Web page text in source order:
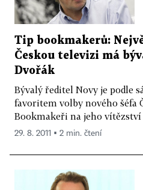
Tip bookmakerů:
Českou televizi má
Dvořák
Bývalý ředitel Novy je podle
favoritem volby nového šéfa
Bookmakeři na jeho vítězství
29. 8. 2011 ▪ 2 min. čtení